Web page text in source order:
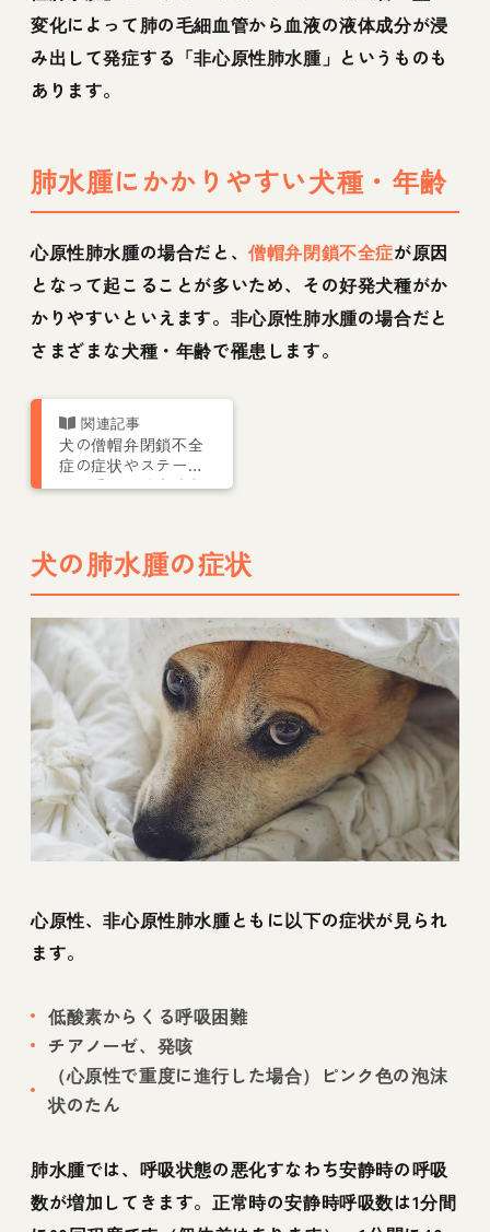
変化によって肺の毛細血管から血液の液体成分が浸
み出して発症する「非心原性肺水腫」というものも
あります。
肺水腫にかかりやすい犬種・年齢
心原性肺水腫の場合だと、僧帽弁閉鎖不全症が原因
となって起こることが多いため、その好発犬種がか
かりやすいといえます。非心原性肺水腫の場合だと
さまざまな犬種・年齢で罹患します。
犬の僧帽弁閉鎖不全
症の症状やステー
ジ、手術・治療法な
犬の肺水腫の症状
心原性、非心原性肺水腫ともに以下の症状が見られ
ます。
低酸素からくる呼吸困難
チアノーゼ、発咳
（心原性で重度に進行した場合）ピンク色の泡沫
状のたん
肺水腫では、呼吸状態の悪化すなわち安静時の呼吸
数が増加してきます。正常時の安静時呼吸数は1分間